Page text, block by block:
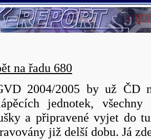
na řadu 680
2004/2005 by už ČD
jednotek,
a připravené vyjet do
již delší dobu. Já